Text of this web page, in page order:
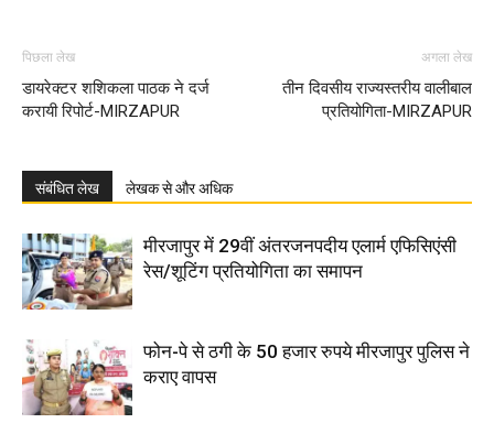
पिछला लेख
डायरेक्टर शशिकला पाठक ने दर्ज
करायी रिपोर्ट-MIRZAPUR
अगला लेख
तीन दिवसीय राज्यस्तरीय वालीबाल
प्रतियोगिता-MIRZAPUR
संबंधित लेख लेखक से और अधिक
मीरजापुर में 29वीं अंतरजनपदीय एलार्म एफिसिएंसी
रेस/शूटिंग प्रतियोगिता का समापन
फोन-पे से ठगी के 50 हजार रुपये मीरजापुर पुलिस ने
कराए वापस